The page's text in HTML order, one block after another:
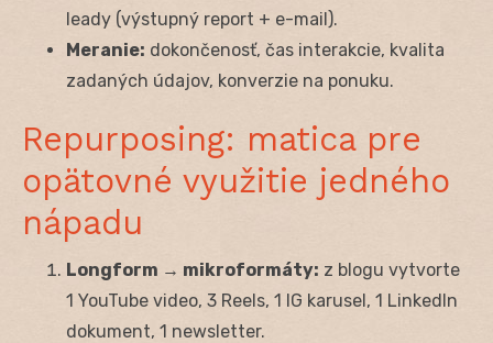
leady (výstupný report + e-mail).
Meranie: dokončenosť, čas interakcie, kvalita
zadaných údajov, konverzie na ponuku.
Repurposing: matica pre
opätovné využitie jedného
nápadu
Longform → mikroformáty: z blogu vytvorte
1 YouTube video, 3 Reels, 1 IG karusel, 1 LinkedIn
dokument, 1 newsletter.